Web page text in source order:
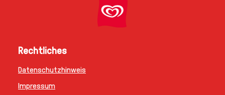
Rechtliches
Datenschutzhinweis
Cookie-Einstellungen